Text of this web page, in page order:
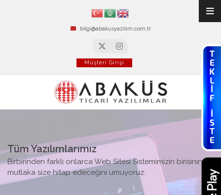
bilgi@abakusyazilim.com.tr
Müşteri Girişi
Tüm Yazılımlarımız
Birbirinden farklı onlarca Web Sitesi Sistemimizin birisinin
mutlaka size hitap edeceğini umuyoruz.